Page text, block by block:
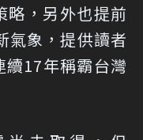
略，另外也提前
氣象，提供讀者
17年稱霸台灣